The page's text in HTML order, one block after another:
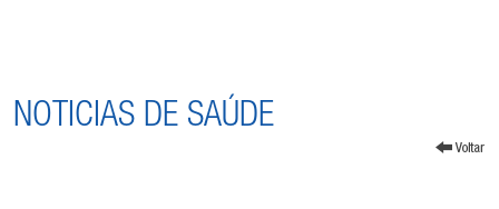
NOTICIAS DE SAÚDE